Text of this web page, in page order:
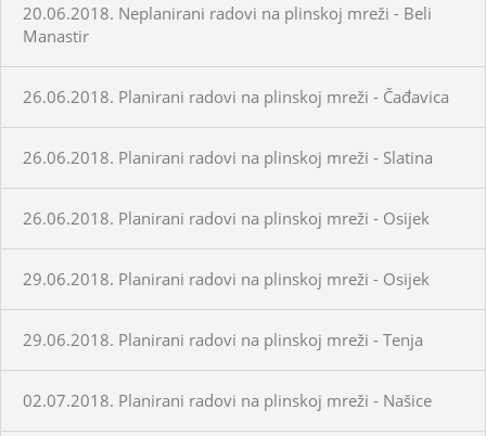
20.06.2018. Neplanirani radovi na plinskoj mreži - Beli
Manastir
26.06.2018. Planirani radovi na plinskoj mreži - Čađavica
26.06.2018. Planirani radovi na plinskoj mreži - Slatina
26.06.2018. Planirani radovi na plinskoj mreži - Osijek
29.06.2018. Planirani radovi na plinskoj mreži - Osijek
29.06.2018. Planirani radovi na plinskoj mreži - Tenja
02.07.2018. Planirani radovi na plinskoj mreži - Našice